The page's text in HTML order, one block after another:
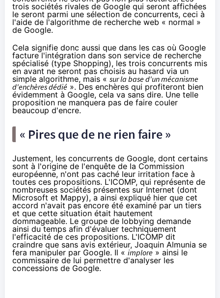
trois sociétés rivales de Google qui seront affichées
le seront parmi une sélection de concurrents, ceci à
l'aide de l'algorithme de recherche web « normal »
de Google.
Cela signifie donc aussi que dans les cas où Google
facture l'intégration dans son service de recherche
spécialisé (type Shopping), les trois concurrents mis
en avant ne seront pas choisis au hasard via un
simple algorithme, mais « sur la base d'un mécanisme
d'enchères dédié ». Des enchères qui profiteront bien
évidemment à Google, cela va sans dire. Une telle
proposition ne manquera pas de faire couler
beaucoup d'encre.
« Pires que de ne rien faire »
Justement, les concurrents de Google, dont certains
sont à l'origine de l'enquête de la Commission
européenne, n'ont pas caché leur irritation face à
toutes ces propositions. L'ICOMP, qui représente de
nombreuses sociétés présentes sur Internet (dont
Microsoft et Mappy), a ainsi expliqué hier que cet
accord n'avait pas encore été examiné par un tiers
et que cette situation était hautement
dommageable. Le groupe de lobbying demande
ainsi du temps afin d'évaluer techniquement
l'efficacité de ces propositions. L'ICOMP dit
craindre que sans avis extérieur, Joaquin Almunia se
fera manipuler par Google. Il « implore » ainsi le
commissaire de lui permettre d'analyser les
concessions de Google.